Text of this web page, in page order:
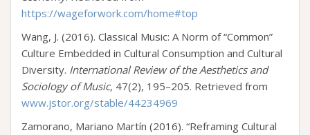
https://wageforwork.com/home#top
Wang, J. (2016). Classical Music: A Norm of “Common”
Culture Embedded in Cultural Consumption and Cultural
Diversity. International Review of the Aesthetics and
Sociology of Music, 47(2), 195–205. Retrieved from
www.jstor.org/stable/44234969
Zamorano, Mariano Martín (2016). “Reframing Cultural